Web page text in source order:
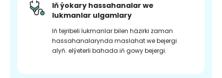
Iň ýokary hassahanalar we
lukmanlar ulgamlary
Iň tejribeli lukmanlar bilen häzirki zaman
hassahanalarynda maslahat we bejergi
alyň. elýeterli bahada iň gowy bejergi.